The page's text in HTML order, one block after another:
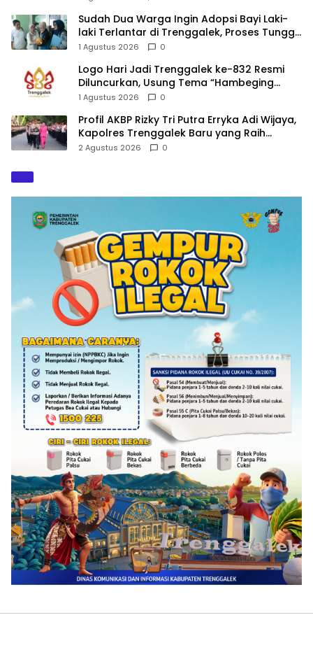
Sudah Dua Warga Ingin Adopsi Bayi Laki-
laki Terlantar di Trenggalek, Proses Tunggu
Hasil Penyelidikan
1 Agustus 2026 0
Logo Hari Jadi Trenggalek ke-832 Resmi
Diluncurkan, Usung Tema “Hambeging
Bumi” Gaungkan Harmoni dengan Alam
1 Agustus 2026 0
Profil AKBP Rizky Tri Putra Erryka Adi Wijaya,
Kapolres Trenggalek Baru yang Raih
Hattrick Pin Emas Kapolri
2 Agustus 2026 0